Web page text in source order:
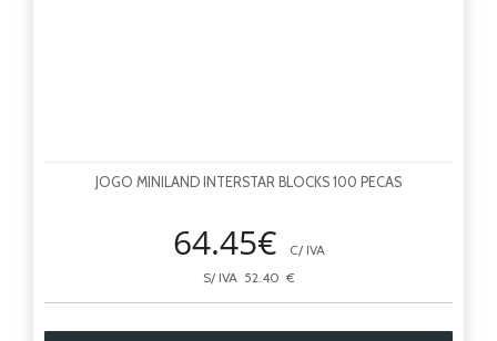
JOGO MINILAND INTERSTAR BLOCKS 100 PECAS
64.45€
C/ IVA
S/ IVA 52.40 €